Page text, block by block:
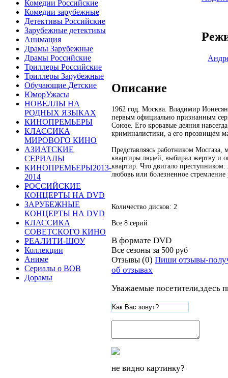
Комедии Российские
Комедии зарубежные
Детективы Российские
Зарубежные детективы
Анимация
Драмы Зарубежные
Драмы Российские
Триллеры Российские
Триллеры Зарубежные
Обучающие Детские
ЮморУжасы
НОВЕЛЛЫ НА
РОДНЫХ ЯЗЫКАХ
КИНОПРЕМЬЕРЫ
КЛАССИКА
МИРОВОГО КИНО
АЗИАТСКИЕ
СЕРИАЛЫ
КИНОПРЕМЬЕРЫ2013-
2014
РОССИЙСКИЕ
КОНЦЕРТЫ НА DVD
ЗАРУБЕЖНЫЕ
КОНЦЕРТЫ НА DVD
КЛАССИКА
СОВЕТСКОГО КИНО
РЕАЛИТИ-ШОУ
Коллекции
Аниме
Сериалы о ВОВ
Дорамы
Описание
1962 год. Москва. Владимир
первым официально признанным
Союзе. Его кровавые деяния
криминалистики, а его прозвищем
Представляясь работником Мосгаза,
квартиры людей, выбирал жертву и
квартир. Что двигало
любовь или болезненное стремление
Количество дисков: 2
Все 8 серий
В формате DVD
Все сезоны за 500 руб
Отзывы (0) Пиши отзывы-
об отзывах
Уважаемые посетители,здесь
не видно картинку?